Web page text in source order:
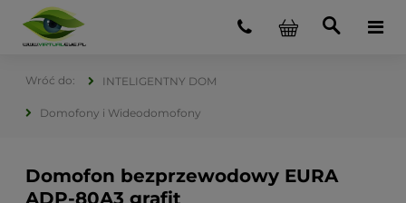
INTELIGENTNY DOM
Domofony i Wideodomofony
Domofon bezprzewodowy EURA
ADP-80A3 grafit